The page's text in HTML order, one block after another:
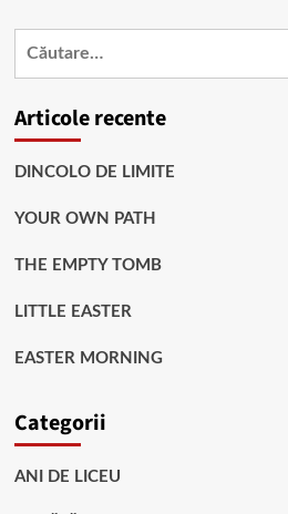
Articole recente
DINCOLO DE LIMITE
YOUR OWN PATH
THE EMPTY TOMB
LITTLE EASTER
EASTER MORNING
Categorii
ANI DE LICEU